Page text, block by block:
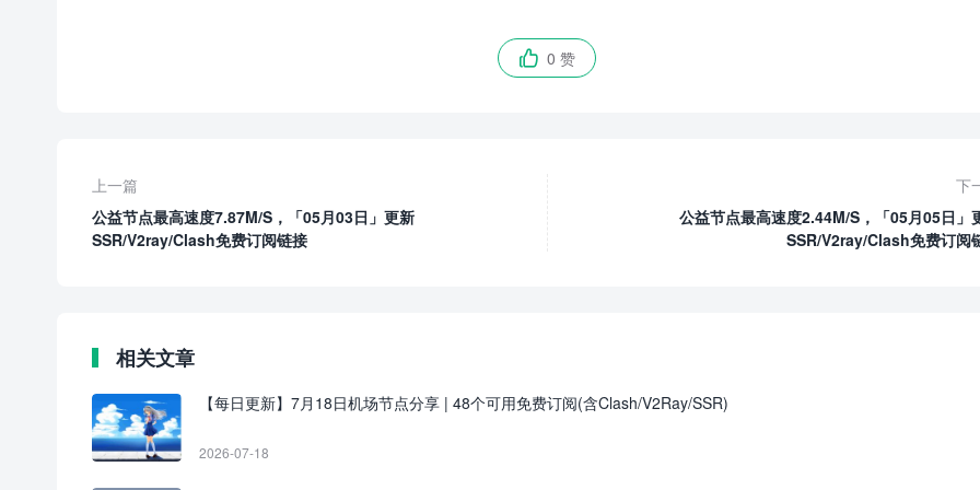
 0 赞
上一篇
公益节点最高速度7.87M/S，「05月03日」更新
SSR/V2ray/Clash免费订阅链接
下
公益节点最高速度2.44M/S，「05月05日」
SSR/V2ray/Clash免费订阅
相关文章
【每日更新】7月18日机场节点分享 | 48个可用免费订阅(含Clash/V2Ray/SSR)
2026-07-18